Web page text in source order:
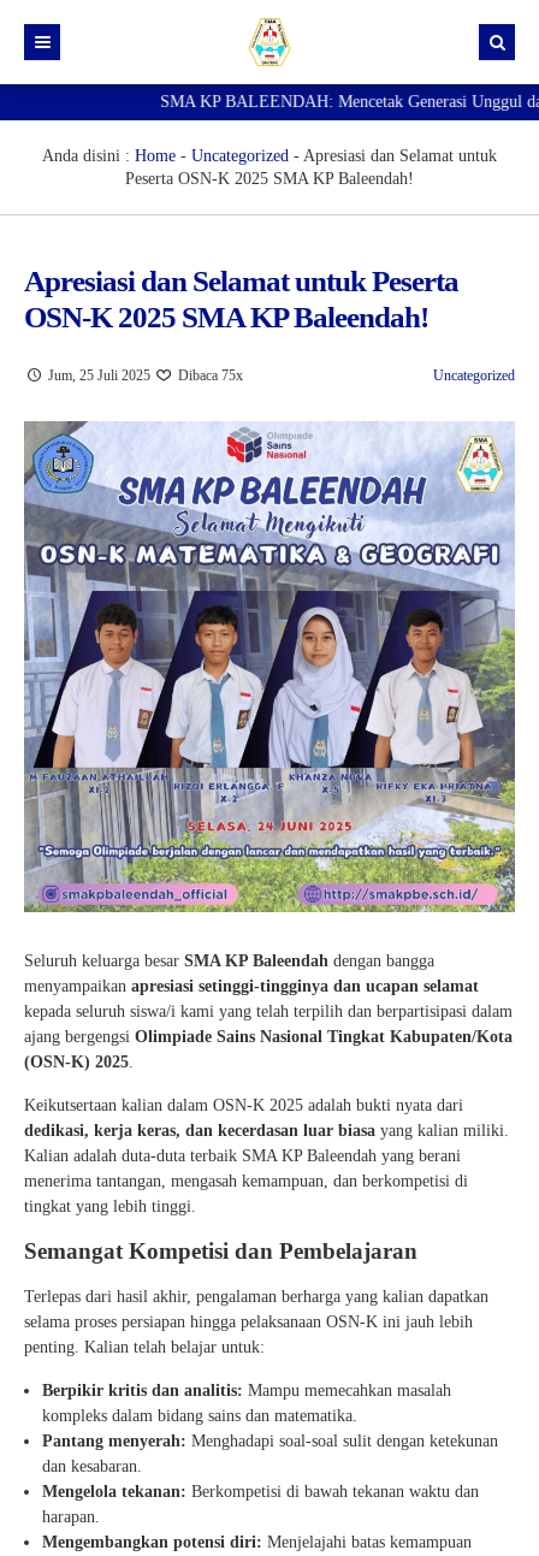
Berita
SPMB
SMA KP BALEENDAH: Mencetak Generasi Unggul dan
Anda disini : Home - Uncategorized - Apresiasi dan Selamat untuk
Peserta OSN-K 2025 SMA KP Baleendah!
Apresiasi dan Selamat untuk Peserta
OSN-K 2025 SMA KP Baleendah!
Jum, 25 Juli 2025 Dibaca 75x Uncategorized
Seluruh keluarga besar SMA KP Baleendah dengan bangga
menyampaikan apresiasi setinggi-tingginya dan ucapan selamat
kepada seluruh siswa/i kami yang telah terpilih dan berpartisipasi dalam
ajang bergengsi Olimpiade Sains Nasional Tingkat Kabupaten/Kota
(OSN-K) 2025.
Keikutsertaan kalian dalam OSN-K 2025 adalah bukti nyata dari
dedikasi, kerja keras, dan kecerdasan luar biasa yang kalian miliki.
Kalian adalah duta-duta terbaik SMA KP Baleendah yang berani
menerima tantangan, mengasah kemampuan, dan berkompetisi di
tingkat yang lebih tinggi.
Semangat Kompetisi dan Pembelajaran
Terlepas dari hasil akhir, pengalaman berharga yang kalian dapatkan
selama proses persiapan hingga pelaksanaan OSN-K ini jauh lebih
penting. Kalian telah belajar untuk:
Berpikir kritis dan analitis: Mampu memecahkan masalah
kompleks dalam bidang sains dan matematika.
Pantang menyerah: Menghadapi soal-soal sulit dengan ketekunan
dan kesabaran.
Mengelola tekanan: Berkompetisi di bawah tekanan waktu dan
harapan.
Mengembangkan potensi diri: Menjelajahi batas kemampuan